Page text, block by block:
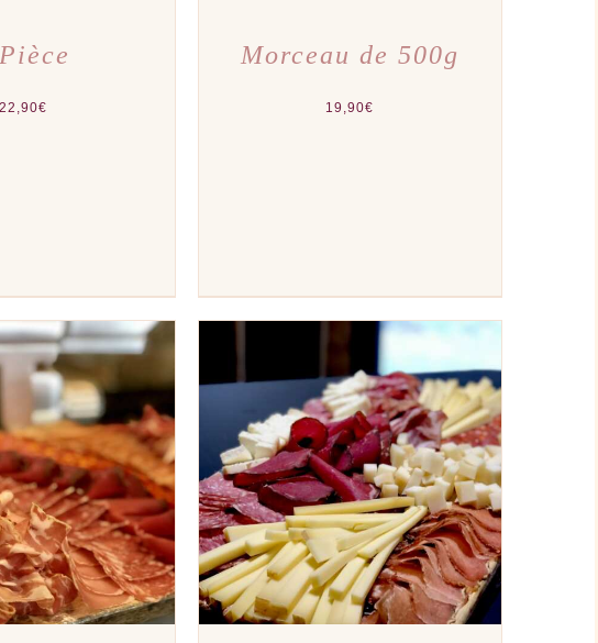
22,90€
Morceau de 500g
19,90€
/ APERÇU AJOUTER AU PANIER / APERÇU